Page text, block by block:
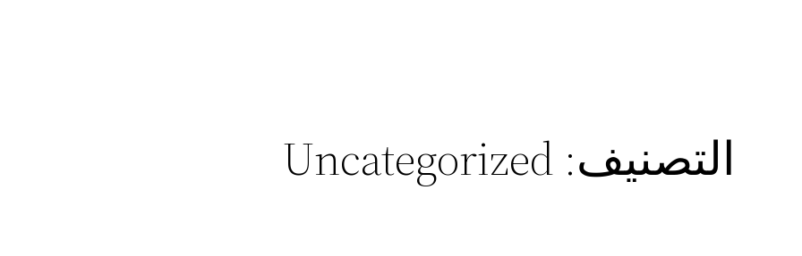
التصنيف: Uncategorized